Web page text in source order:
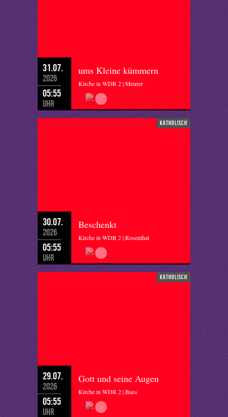
31.07.
2026
05:55
Uhr
ums Kleine kümmern
Kirche in WDR 2 | Meurer
katholisch
30.07.
2026
05:55
Uhr
Beschenkt
Kirche in WDR 2 | Rosenthal
katholisch
29.07.
2026
05:55
Uhr
Gott und seine Augen
Kirche in WDR 2 | Bans